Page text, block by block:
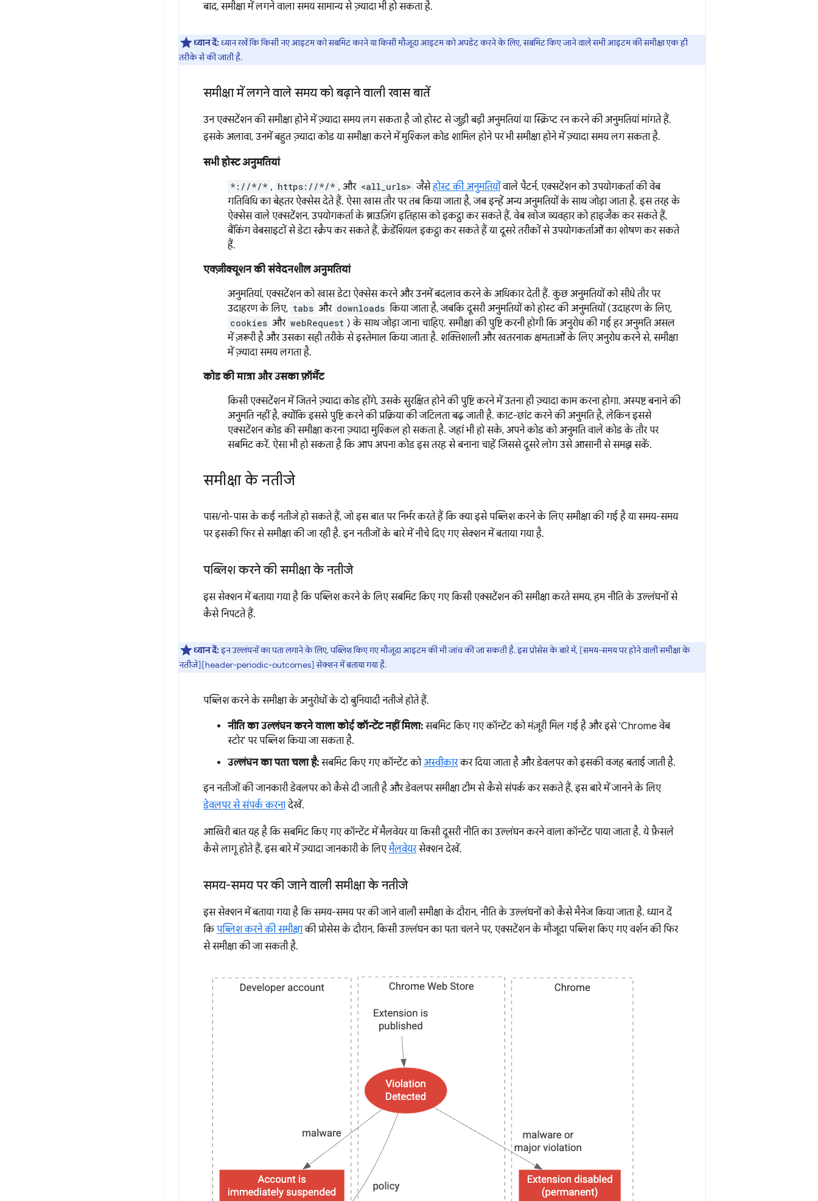
बाद, समीक्षा में लगने वाला समय सामान्य से ज़्यादा भी हो सकता है.
ध्यान दें:ध्यान रखें कि किसी नए आइटम को सबमिट करने या किसी मौजूदा आइटम को अपडेट करने के लिए, सबमिट किए जाने वाले सभी आइटम की समीक्षा एक ही
तरीके से की जाती है.
समीक्षा में लगने वाले समय को बढ़ाने वाली खास बातें
उन एक्सटेंशन की समीक्षा होने में ज़्यादा समय लग सकता है जो होस्ट से जुड़ी बड़ी अनुमतियां या स्क्रिप्ट रन करने की अनुमतियां मांगते हैं.
इसके अलावा, उनमें बहुत ज़्यादा कोड या समीक्षा करने में मुश्किल कोड शामिल होने पर भी समीक्षा होने में ज़्यादा समय लग सकता है.
सभी होस्ट अनुमतियां
*://*/* , https://*/* , और <all_urls> जैसेहोस्ट की अनुमतियोंवाले पैटर्न, एक्सटेंशन को उपयोगकर्ता की वेब
गतिविधि का बेहतर ऐक्सेस देते हैं. ऐसा खास तौर पर तब किया जाता है, जब इन्हें अन्य अनुमतियों के साथ जोड़ा जाता है. इस तरह के
ऐक्सेस वाले एक्सटेंशन, उपयोगकर्ता के ब्राउज़िंग इतिहास को इकट्ठा कर सकते हैं, वेब खोज व्यवहार को हाइजैक कर सकते हैं,
बैंकिंग वेबसाइटों से डेटा स्क्रैप कर सकते हैं, क्रेडेंशियल इकट्ठा कर सकते हैं या दूसरे तरीकों से उपयोगकर्ताओं का शोषण कर सकते
हैं.
एक्ज़ीक्यूशन की संवेदनशील अनुमतियां
अनुमतियां, एक्सटेंशन को खास डेटा ऐक्सेस करने और उनमें बदलाव करने के अधिकार देती हैं. कुछ अनुमतियों को सीधे तौर पर
उदाहरण के लिए, tabs और downloads किया जाता है, जबकि दूसरी अनुमतियों को होस्ट की अनुमतियों (उदाहरण के लिए,
cookies और webRequest ) के साथ जोड़ा जाना चाहिए. समीक्षा की पुष्टि करनी होगी कि अनुरोध की गई हर अनुमति असल
में ज़रूरी है और उसका सही तरीके से इस्तेमाल किया जाता है. शक्तिशाली और खतरनाक क्षमताओं के लिए अनुरोध करने से, समीक्षा
में ज़्यादा समय लगता है.
कोड की मात्रा और उसका फ़ॉर्मैट
किसी एक्सटेंशन में जितने ज़्यादा कोड होंगे, उसके सुरक्षित होने की पुष्टि करने में उतना ही ज़्यादा काम करना होगा. अस्पष्ट बनाने की
अनुमति नहीं है, क्योंकि इससे पुष्टि करने की प्रक्रिया की जटिलता बढ़ जाती है. काट-छांट करने की अनुमति है, लेकिन इससे
एक्सटेंशन कोड की समीक्षा करना ज़्यादा मुश्किल हो सकता है. जहां भी हो सके, अपने कोड को अनुमति वाले कोड के तौर पर
सबमिट करें. ऐसा भी हो सकता है कि आप अपना कोड इस तरह से बनाना चाहें जिससे दूसरे लोग उसे आसानी से समझ सकें.
समीक्षा के नतीजे
पास/नो-पास के कई नतीजे हो सकते हैं, जो इस बात पर निर्भर करते हैं कि क्या इसे पब्लिश करने के लिए समीक्षा की गई है या समय-समय
पर इसकी फिर से समीक्षा की जा रही है. इन नतीजों के बारे में नीचे दिए गए सेक्शन में बताया गया है.
पब्लिश करने की समीक्षा के नतीजे
इस सेक्शन में बताया गया है कि पब्लिश करने के लिए सबमिट किए गए किसी एक्सटेंशन की समीक्षा करते समय, हम नीति के उल्लंघनों से
कैसे निपटते हैं.
ध्यान दें:इन उल्लंघनों का पता लगाने के लिए, पब्लिश किए गए मौजूदा आइटम की भी जांच की जा सकती है. इस प्रोसेस के बारे में, [समय-समय पर होने वाली समीक्षा के
नतीजे][header-periodic-outcomes] सेक्शन में बताया गया है.
पब्लिश करने के समीक्षा के अनुरोधों के दो बुनियादी नतीजे होते हैं.
नीति का उल्लंघन करने वाला कोई कॉन्टेंट नहीं मिला:सबमिट किए गए कॉन्टेंट को मंज़ूरी मिल गई है और इसे 'Chrome वेब
स्टोर' पर पब्लिश किया जा सकता है.
उल्लंघन का पता चला है:सबमिट किए गए कॉन्टेंट कोअस्वीकारकर दिया जाता है और डेवलपर को इसकी वजह बताई जाती है.
इन नतीजों की जानकारी डेवलपर को कैसे दी जाती है और डेवलपर समीक्षा टीम से कैसे संपर्क कर सकते हैं, इस बारे में जानने के लिए
डेवलपर से संपर्क करनादेखें.
आखिरी बात यह है कि सबमिट किए गए कॉन्टेंट में मैलवेयर या किसी दूसरी नीति का उल्लंघन करने वाला कॉन्टेंट पाया जाता है. ये फ़ैसले
कैसे लागू होते हैं, इस बारे में ज़्यादा जानकारी के लिएमैलवेयरसेक्शन देखें.
समय-समय पर की जाने वाली समीक्षा के नतीजे
इस सेक्शन में बताया गया है कि समय-समय पर की जाने वाली समीक्षा के दौरान, नीति के उल्लंघनों को कैसे मैनेज किया जाता है. ध्यान दें
किपब्लिश करने की समीक्षाकी प्रोसेस के दौरान, किसी उल्लंघन का पता चलने पर, एक्सटेंशन के मौजूदा पब्लिश किए गए वर्शन की फिर
से समीक्षा की जा सकती है.